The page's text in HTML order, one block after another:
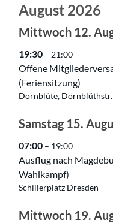
August 2026
Mittwoch 12.
19:30 – 21:00
Offene
(Feriensitzung)
Dornblüte, Dornblüthstr.
Samstag 15.
07:00 – 19:00
Ausflug nach
Wahlkampf)
Schillerplatz Dresden
Mittwoch 19.